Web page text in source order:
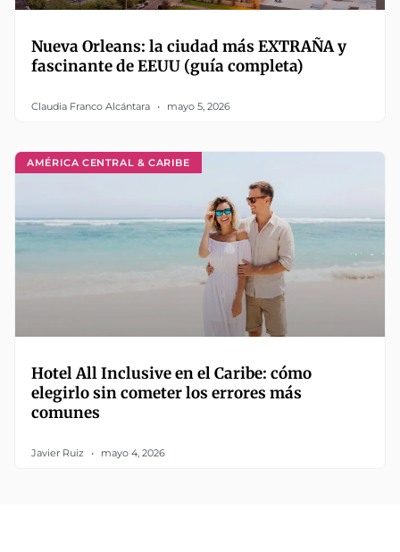
Nueva Orleans: la ciudad más EXTRAÑA y
fascinante de EEUU (guía completa)
Claudia Franco Alcántara mayo 5, 2026
AMÉRICA CENTRAL & CARIBE
Hotel All Inclusive en el Caribe: cómo
elegirlo sin cometer los errores más
comunes
Javier Ruiz mayo 4, 2026